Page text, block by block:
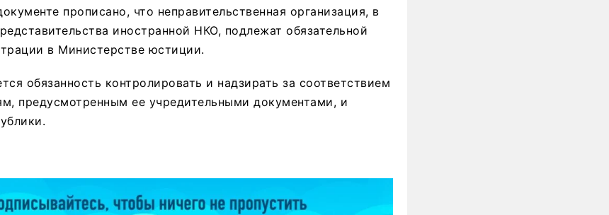
прописано, что неправительственная организация, в
иностранной НКО, подлежат обязательной
в Министерстве юстиции.
обязанность контролировать и надзирать за соответствием
предусмотренным ее учредительными документами, и